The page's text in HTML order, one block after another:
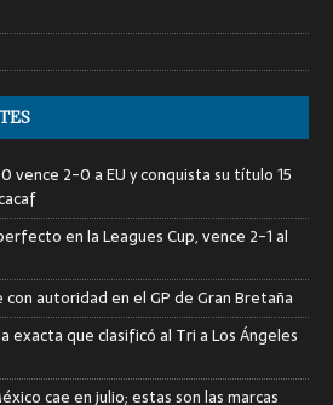
vence 2-0 a EU y conquista su título 15
en la Leagues Cup, vence 2-1 al
con autoridad en el GP de Gran Bretaña
exacta que clasificó al Tri a Los Ángeles
cae en julio; estas son las marcas